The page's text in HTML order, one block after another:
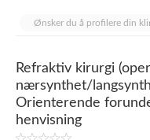
Ønsker du å profilere din
Refraktiv kirurgi
nærsynthet/
Orienterende
henvisning